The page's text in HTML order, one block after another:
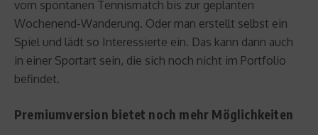
vom spontanen Tennismatch bis zur geplanten
Wochenend-Wanderung. Oder man erstellt selbst ein
Spiel und lädt so Interessierte ein. Das kann dann auch
in einer Sportart sein, die sich noch nicht im Portfolio
befindet.
Premiumversion bietet noch mehr Möglichkeiten